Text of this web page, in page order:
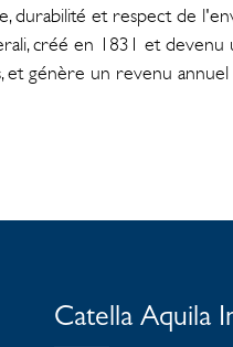
durabilité et respect de
créé en 1831 et
et génère un revenu
Catella Aquila